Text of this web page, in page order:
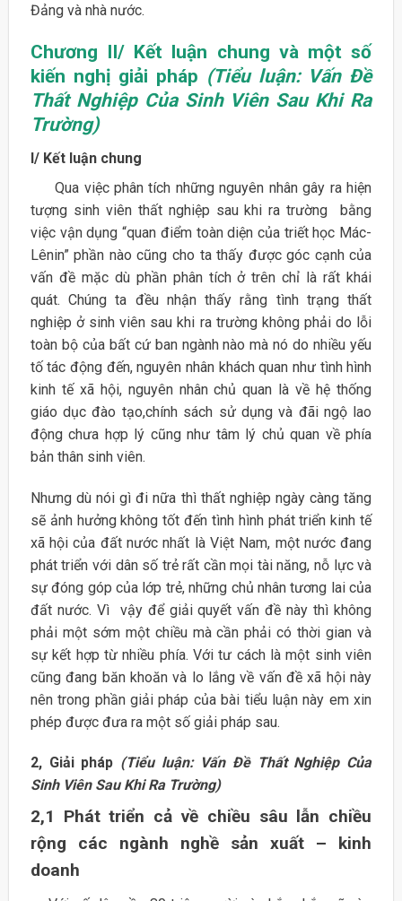
Đảng và nhà nước.
Chương II/ Kết luận chung và một số
kiến nghị giải pháp (Tiểu luận: Vấn Đề
Thất Nghiệp Của Sinh Viên Sau Khi Ra
Trường)
I/ Kết luận chung
Qua việc phân tích những nguyên nhân gây ra hiện
tượng sinh viên thất nghiệp sau khi ra trường bằng
việc vận dụng “quan điểm toàn diện của triết học Mác-
Lênin” phần nào cũng cho ta thấy được góc cạnh của
vấn đề mặc dù phần phân tích ở trên chỉ là rất khái
quát. Chúng ta đều nhận thấy rằng tình trạng thất
nghiệp ở sinh viên sau khi ra trường không phải do lỗi
toàn bộ của bất cứ ban ngành nào mà nó do nhiều yếu
tố tác động đến, nguyên nhân khách quan như tình hình
kinh tế xã hội, nguyên nhân chủ quan là về hệ thống
giáo dục đào tạo,chính sách sử dụng và đãi ngộ lao
động chưa hợp lý cũng như tâm lý chủ quan về phía
bản thân sinh viên.
Nhưng dù nói gì đi nữa thì thất nghiệp ngày càng tăng
sẽ ảnh hưởng không tốt đến tình hình phát triển kinh tế
xã hội của đất nước nhất là Việt Nam, một nước đang
phát triển với dân số trẻ rất cần mọi tài năng, nỗ lực và
sự đóng góp của lớp trẻ, những chủ nhân tương lai của
đất nước. Vì vậy để giải quyết vấn đề này thì không
phải một sớm một chiều mà cần phải có thời gian và
sự kết hợp từ nhiều phía. Với tư cách là một sinh viên
cũng đang băn khoăn và lo lắng về vấn đề xã hội này
nên trong phần giải pháp của bài tiểu luận này em xin
phép được đưa ra một số giải pháp sau.
2, Giải pháp (Tiểu luận: Vấn Đề Thất Nghiệp Của
Sinh Viên Sau Khi Ra Trường)
2,1 Phát triển cả về chiều sâu lẫn chiều
rộng các ngành nghề sản xuất – kinh
doanh